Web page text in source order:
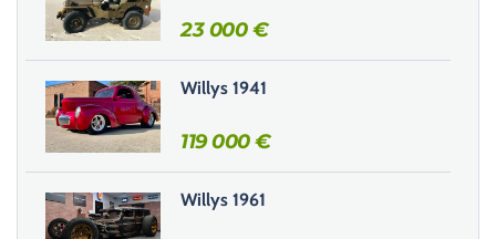
e
r
c
e
c
h
a
m
23 000€
Willys 1941
119 000€
Willys 1961